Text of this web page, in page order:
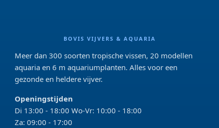
BOVIS VIJVERS & AQUARIA
Meer dan 300 soorten tropische vissen, 20 modellen
aquaria en 6 m aquariumplanten. Alles voor een
gezonde en heldere vijver.
Openingstijden
Di 13:00 - 18:00 Wo-Vr: 10:00 - 18:00
Za: 09:00 - 17:00